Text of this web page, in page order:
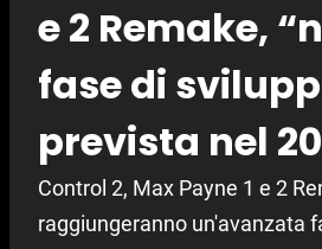
e 2 Remake,
fase di
prevista nel
Control 2, Max Payne 1 e 2
raggiungeranno un'avanzata